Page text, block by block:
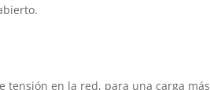
tensión en la red, para una carga más